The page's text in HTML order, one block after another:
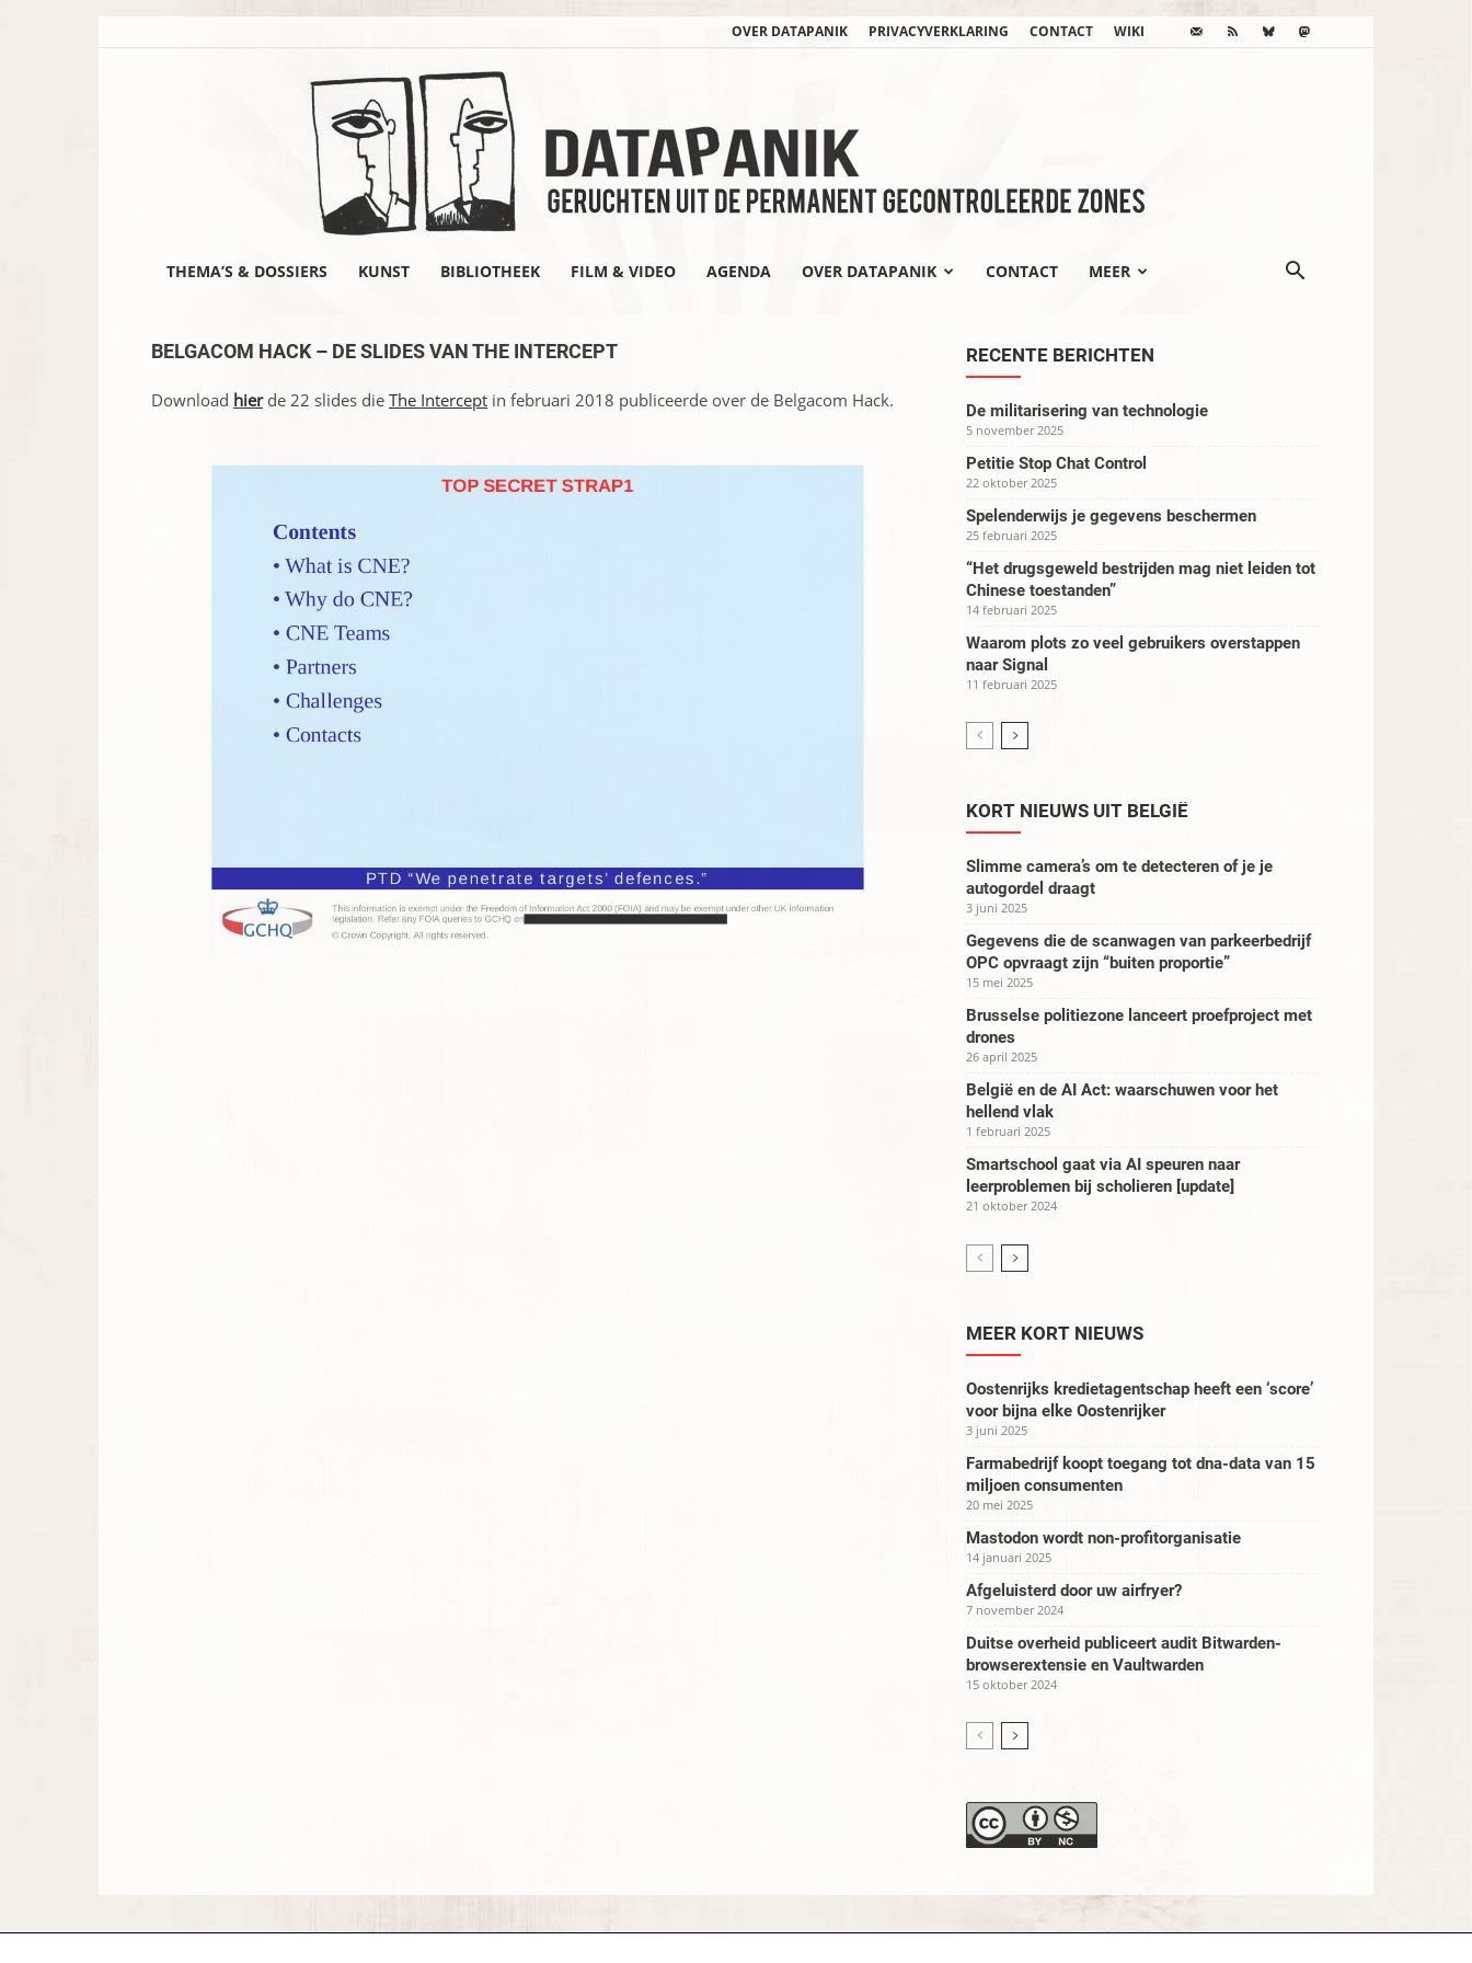
OVER DATAPANIK PRIVACYVERKLARING CONTACT WIKI
THEMA’S & DOSSIERS KUNST BIBLIOTHEEK FILM & VIDEO AGENDA OVER DATAPANIK CONTACT MEER
BELGACOM HACK – DE SLIDES VAN THE INTERCEPT
Download hierde 22 slides die The Intercept in februari 2018 publiceerde over de Belgacom Hack.
RECENTE BERICHTEN
De militarisering van technologie
5 november 2025
Petitie Stop Chat Control
22 oktober 2025
Spelenderwijs je gegevens beschermen
25 februari 2025
“Het drugsgeweld bestrijden mag niet leiden tot
Chinese toestanden”
14 februari 2025
Waarom plots zo veel gebruikers overstappen
naar Signal
11 februari 2025
KORT NIEUWS UIT BELGIË
Slimme camera’s om te detecteren of je je
autogordel draagt
3 juni 2025
Gegevens die de scanwagen van parkeerbedrijf
OPC opvraagt zijn “buiten proportie”
15 mei 2025
Brusselse politiezone lanceert proefproject met
drones
26 april 2025
België en de AI Act: waarschuwen voor het
hellend vlak
1 februari 2025
Smartschool gaat via AI speuren naar
leerproblemen bij scholieren [update]
21 oktober 2024
MEER KORT NIEUWS
Oostenrijks kredietagentschap heeft een ‘score’
voor bijna elke Oostenrijker
3 juni 2025
Farmabedrijf koopt toegang tot dna-data van 15
miljoen consumenten
20 mei 2025
Mastodon wordt non-profitorganisatie
14 januari 2025
Afgeluisterd door uw airfryer?
7 november 2024
Duitse overheid publiceert audit Bitwarden-
browserextensie en Vaultwarden
15 oktober 2024